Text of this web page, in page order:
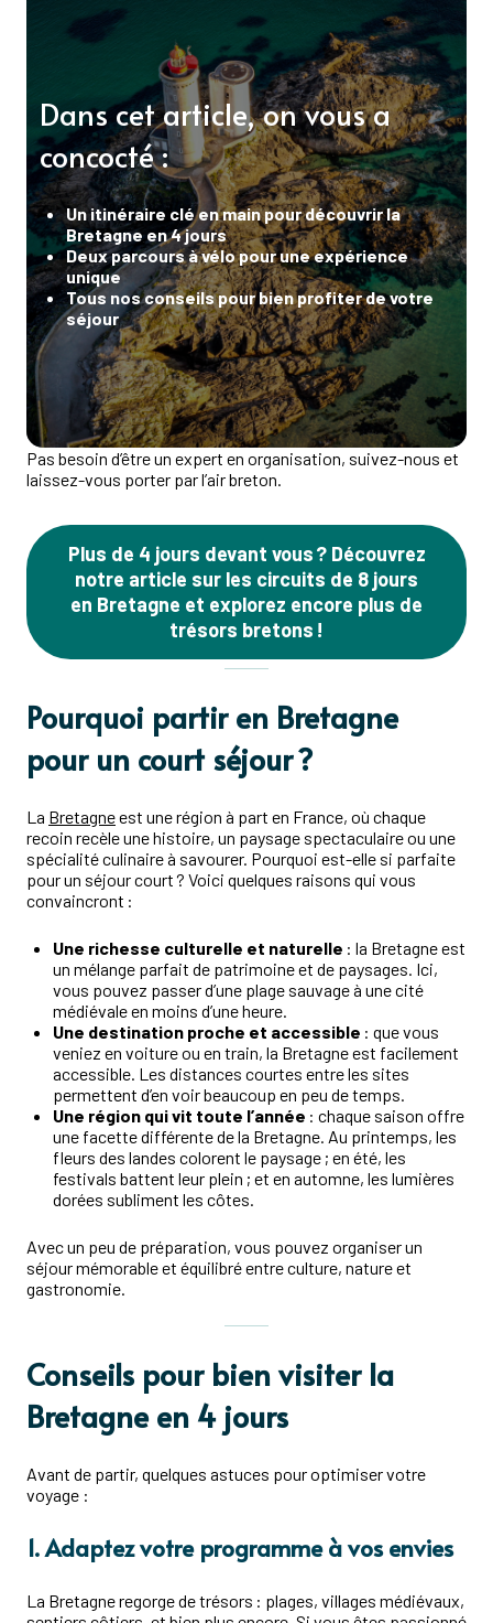
Dans cet article, on vous a
concocté :
Un itinéraire clé en main pour découvrir la
Bretagne en 4 jours
Deux parcours à vélo pour une expérience
unique
Tous nos conseils pour bien profiter de votre
séjour
Pas besoin d’être un expert en organisation, suivez-nous et
laissez-vous porter par l’air breton.
Plus de 4 jours devant vous ? Découvrez
notre article sur les circuits de 8 jours
en Bretagne et explorez encore plus de
trésors bretons !
Pourquoi partir en Bretagne
pour un court séjour ?
La Bretagneest une région à part en France, où chaque
recoin recèle une histoire, un paysage spectaculaire ou une
spécialité culinaire à savourer. Pourquoi est-elle si parfaite
pour un séjour court ? Voici quelques raisons qui vous
convaincront :
Une richesse culturelle et naturelle : la Bretagne est
un mélange parfait de patrimoine et de paysages. Ici,
vous pouvez passer d’une plage sauvage à une cité
médiévale en moins d’une heure.
Une destination proche et accessible : que vous
veniez en voiture ou en train, la Bretagne est facilement
accessible. Les distances courtes entre les sites
permettent d’en voir beaucoup en peu de temps.
Une région qui vit toute l’année : chaque saison offre
une facette différente de la Bretagne. Au printemps, les
fleurs des landes colorent le paysage ; en été, les
festivals battent leur plein ; et en automne, les lumières
dorées subliment les côtes.
Avec un peu de préparation, vous pouvez organiser un
séjour mémorable et équilibré entre culture, nature et
gastronomie.
Conseils pour bien visiter la
Bretagne en 4 jours
Avant de partir, quelques astuces pour optimiser votre
voyage :
1. Adaptez votre programme à vos envies
La Bretagne regorge de trésors : plages, villages médiévaux,